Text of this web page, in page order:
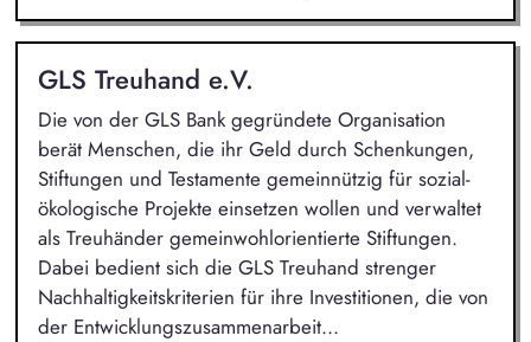
GLS Treuhand e.V.
Die von der GLS Bank gegründete Organisation
berät Menschen, die ihr Geld durch Schenkungen,
Stiftungen und Testamente gemeinnützig für sozial-
ökologische Projekte einsetzen wollen und verwaltet
als Treuhänder gemeinwohlorientierte Stiftungen.
Dabei bedient sich die GLS Treuhand strenger
Nachhaltigkeitskriterien für ihre Investitionen, die von
der Entwicklungszusammenarbeit...